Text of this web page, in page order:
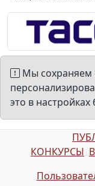
Мы сохраняем
это в настройках
КОНКУРСЫ